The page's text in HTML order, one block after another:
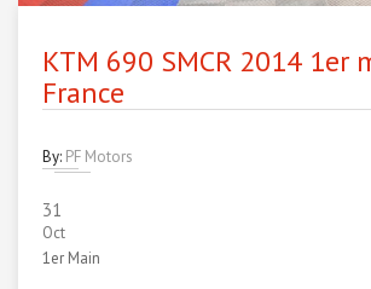
KTM 690 SMCR 2014 1er
France
By: PF Motors
31
Oct
1er Main